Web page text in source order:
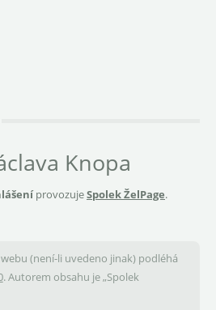
Knopa
provozujeSpolek ŽelPage.
(není-li uvedeno jinak) podléhá
. Autorem obsahu je „Spolek